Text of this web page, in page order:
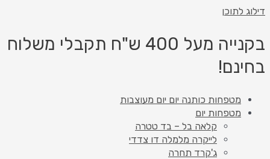
דילוג לתוכן
בקנייה מעל 400 ש"ח תקבלי משלוח
בחינם!
מטפחות כותנה יום יום מעוצבות
מטפחות יום
קלאה בל – בד טטרה
לייקרה מלמלה דו צדדי
ג'קרד תחרה